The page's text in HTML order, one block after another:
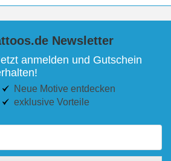
Newsletter
anmelden und Gutschein
Neue Motive entdecken
exklusive Vorteile